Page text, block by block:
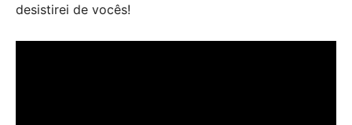
desistirei de vocês!